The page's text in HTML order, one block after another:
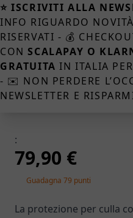
⭐ ISCRIVITI ALLA
INFO RIGUARDO
RISERVATI - 💰
CON SCALAPAY O
GRATUITA IN ITALIA
- ✉️ NON PERDERE
NEWSLETTER E
:
79,90 €
Guadagna 79 punti
La protezione per culla